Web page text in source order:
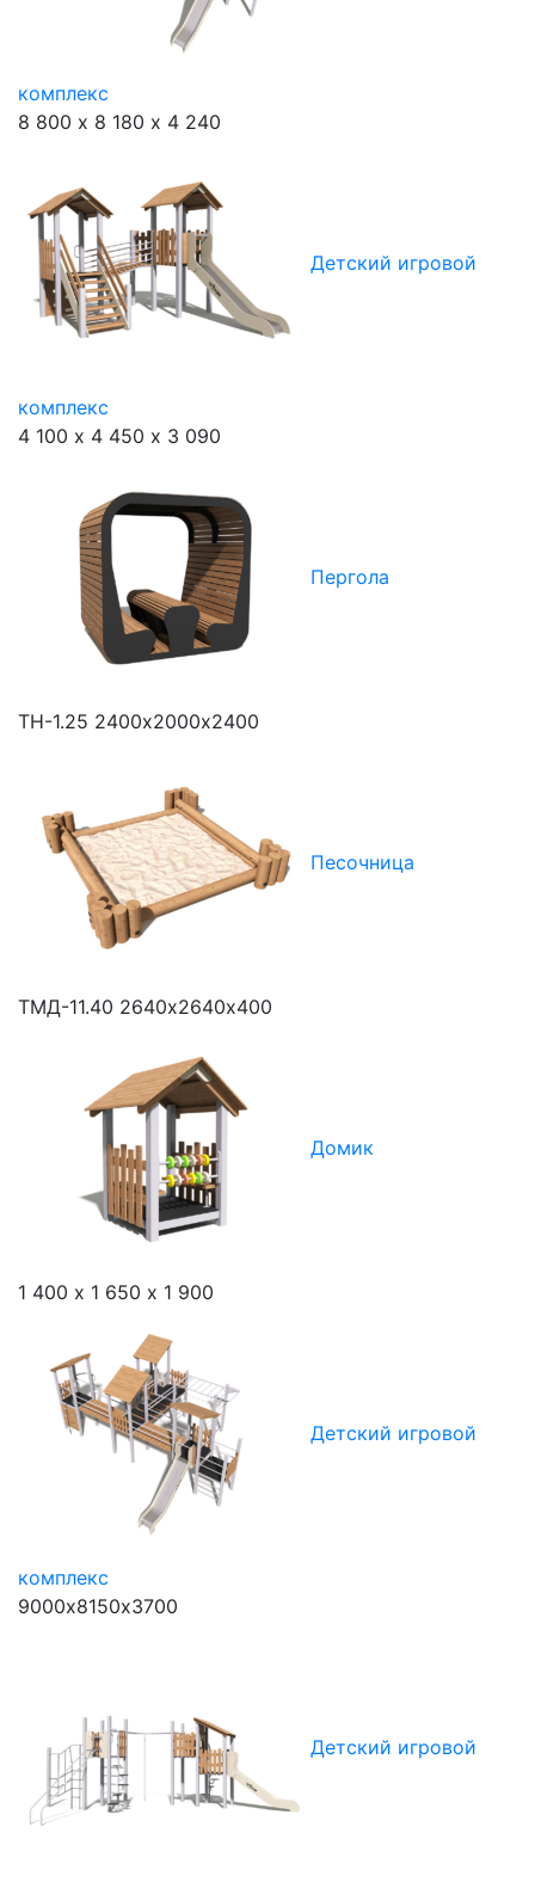
комплекс
8 800 х 8 180 х 4 240
Детский игровой
комплекс
4 100 х 4 450 х 3 090
Пергола
ТН-1.25 2400х2000х2400
Песочница
ТМД-11.40 2640х2640х400
Домик
1 400 х 1 650 х 1 900
Детский игровой
комплекс
9000х8150х3700
Детский игровой